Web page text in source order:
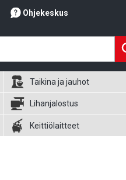
Ohjekeskus
Taikina ja jauhot
Lihanjalostus
Keittiölaitteet